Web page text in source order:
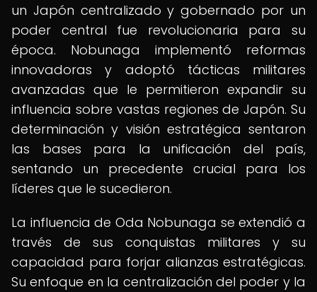
un Japón centralizado y gobernado por un
poder central fue revolucionaria para su
época. Nobunaga implementó reformas
innovadoras y adoptó tácticas militares
avanzadas que le permitieron expandir su
influencia sobre vastas regiones de Japón. Su
determinación y visión estratégica sentaron
las bases para la unificación del país,
sentando un precedente crucial para los
líderes que le sucedieron.
La influencia de Oda Nobunaga se extendió a
través de sus conquistas militares y su
capacidad para forjar alianzas estratégicas.
Su enfoque en la centralización del poder y la